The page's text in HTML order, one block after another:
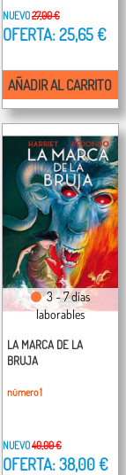
NUEVO27,00 €
OFERTA: 25,65 €
AÑADIR AL CARRITO
3 - 7 días
laborables
LA MARCA DE LA
BRUJA
número 1
NUEVO40,00 €
OFERTA: 38,00 €